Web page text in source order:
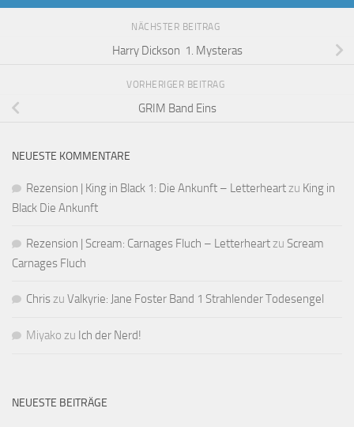
NÄCHSTER BEITRAG
Harry Dickson 1. Mysteras
VORHERIGER BEITRAG
GRIM Band Eins
NEUESTE KOMMENTARE
Rezension | King in Black 1: Die Ankunft – Letterheartzu King in
Black Die Ankunft
Rezension | Scream: Carnages Fluch – Letterheartzu Scream
Carnages Fluch
Chriszu Valkyrie: Jane Foster Band 1 Strahlender Todesengel
Miyako zu Ich der Nerd!
NEUESTE BEITRÄGE